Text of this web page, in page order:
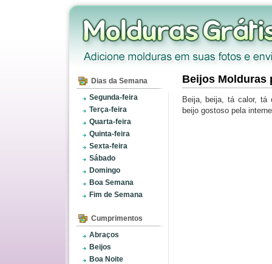
Dias da Semana
Segunda-feira
Terça-feira
Quarta-feira
Quinta-feira
Sexta-feira
Sábado
Domingo
Boa Semana
Fim de Semana
Cumprimentos
Abraços
Beijos
Boa Noite
Beijos Molduras
Beija, beija, tá calor, tá
beijo gostoso pela